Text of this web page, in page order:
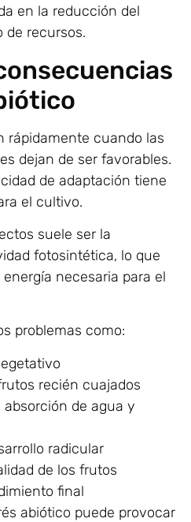
en la reducción del
de recursos.
rápidamente cuando las
dejan de ser favorables.
de adaptación tiene
el cultivo.
suele ser la
fotosintética, lo que
necesaria para el
problemas como:
recién cuajados
de agua y
radicular
de los frutos
final
abiótico puede provocar